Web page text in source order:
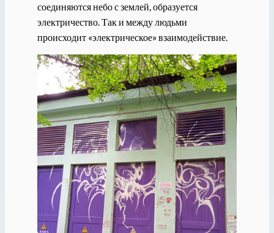
соединяются небо с землей, образуется
электричество. Так и между людьми
происходит «электрическое» взаимодействие.